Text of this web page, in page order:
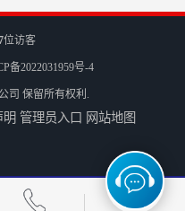
FAB090-35-S2-P2 伺服减速机厂家 行星减速机-步进电机-伺服减速机
位访客
备2022031959号-4
司 保留所有权利.
明 管理员入口 网站地图